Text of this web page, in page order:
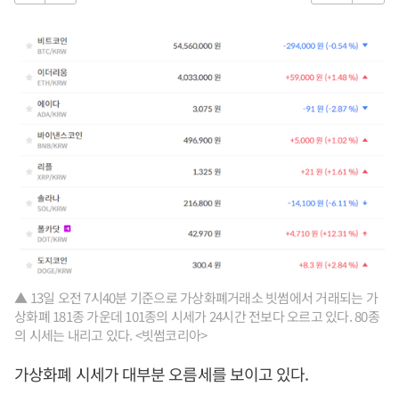
▲ 13일 오전 7시40분 기준으로 가상화폐거래소 빗썸에서 거래되는 가
상화폐 181종 가운데 101종의 시세가 24시간 전보다 오르고 있다. 80종
의 시세는 내리고 있다. <빗썸코리아>
가상화폐 시세가 대부분 오름세를 보이고 있다.